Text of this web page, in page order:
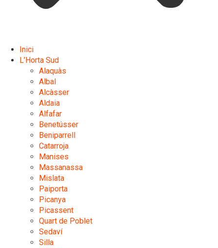
Inici
L’Horta Sud
Alaquàs
Albal
Alcàsser
Aldaia
Alfafar
Benetússer
Beniparrell
Catarroja
Manises
Massanassa
Mislata
Paiporta
Picanya
Picassent
Quart de Poblet
Sedaví
Silla